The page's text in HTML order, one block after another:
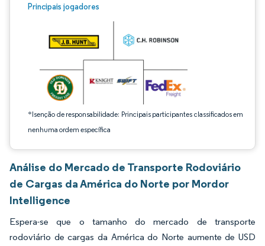
Principais jogadores
*Isenção de responsabilidade: Principais participantes classificados em
nenhuma ordem específica
Imagem © Mordor Intelligence. O reuso requer atribuição conforme CC BY 4.0.
Análise do Mercado de Transporte Rodoviário
de Cargas da América do Norte por Mordor
Intelligence
Espera-se que o tamanho do mercado de transporte
rodoviário de cargas da América do Norte aumente de USD